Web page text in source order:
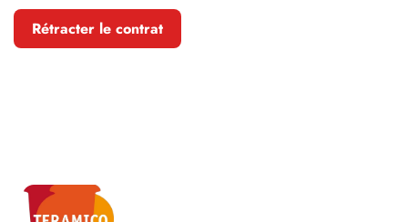
Rétracter le contrat